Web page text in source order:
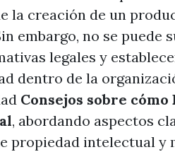
la creación de un
embargo, no se puede
legales y
dentro de la
Consejos sobre cómo
, abordando aspectos
propiedad intelectual y